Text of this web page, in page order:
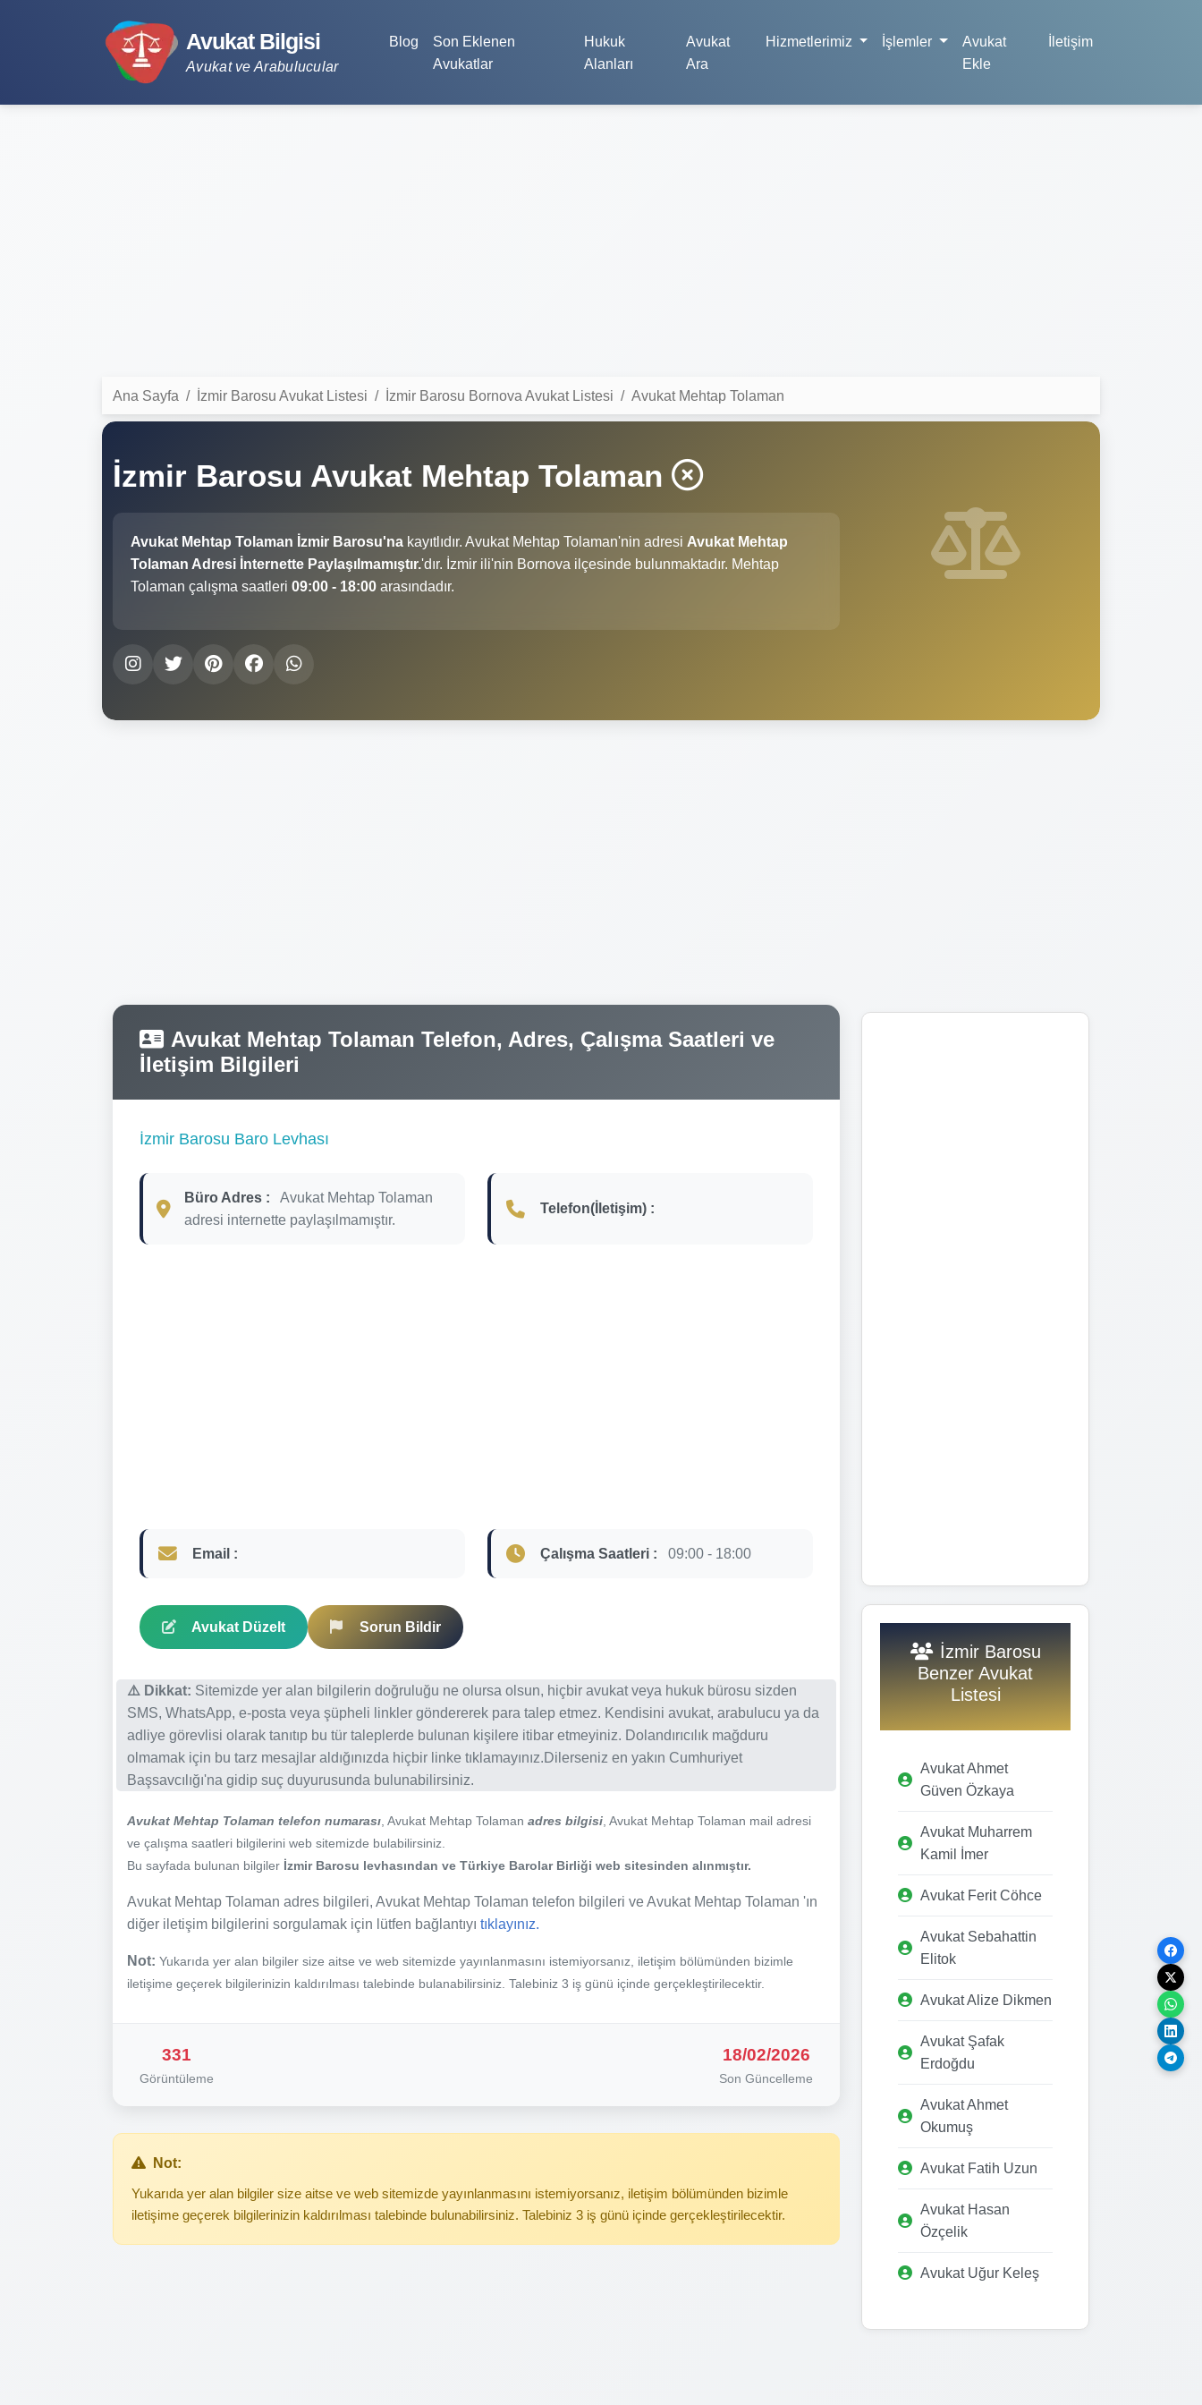
Avukat Bilgisi
Avukat ve Arabulucular
Blog
Son Eklenen
Avukatlar
Hukuk
Alanları
Avukat
Ara
Hizmetlerimiz İşlemler
Avukat
Ekle
İletişim
Ana Sayfa İzmir Barosu Avukat Listesi İzmir Barosu Bornova Avukat Listesi Avukat Mehtap Tolaman
İzmir Barosu Avukat Mehtap Tolaman
Avukat Mehtap Tolaman İzmir Barosu'na kayıtlıdır. Avukat Mehtap Tolaman'nin adresi Avukat Mehtap
Tolaman Adresi İnternette Paylaşılmamıştır.'dır. İzmir ili'nin Bornova ilçesinde bulunmaktadır. Mehtap
Tolaman çalışma saatleri 09:00 - 18:00 arasındadır.
Avukat Mehtap Tolaman Telefon, Adres, Çalışma Saatleri ve
İletişim Bilgileri
İzmir Barosu Baro Levhası
Büro Adres :
Avukat Mehtap Tolaman
adresi internette paylaşılmamıştır.
Telefon(İletişim) :
Email : Çalışma Saatleri : 09:00 - 18:00
Avukat Düzelt Sorun Bildir
⚠️ Dikkat: Sitemizde yer alan bilgilerin doğruluğu ne olursa olsun, hiçbir avukat veya hukuk bürosu sizden
SMS, WhatsApp, e-posta veya şüpheli linkler göndererek para talep etmez. Kendisini avukat, arabulucu ya da
adliye görevlisi olarak tanıtıp bu tür taleplerde bulunan kişilere itibar etmeyiniz. Dolandırıcılık mağduru
olmamak için bu tarz mesajlar aldığınızda hiçbir linke tıklamayınız.Dilerseniz en yakın Cumhuriyet
Başsavcılığı'na gidip suç duyurusunda bulunabilirsiniz.
Avukat Mehtap Tolaman telefon numarası , Avukat Mehtap Tolaman adres bilgisi , Avukat Mehtap Tolaman mail adresi
ve çalışma saatleri bilgilerini web sitemizde bulabilirsiniz.
Bu sayfada bulunan bilgiler İzmir Barosu levhasından ve Türkiye Barolar Birliği web sitesinden alınmıştır.
Avukat Mehtap Tolaman adres bilgileri, Avukat Mehtap Tolaman telefon bilgileri ve Avukat Mehtap Tolaman 'ın
diğer iletişim bilgilerini sorgulamak için lütfen bağlantıyı tıklayınız.
Not: Yukarıda yer alan bilgiler size aitse ve web sitemizde yayınlanmasını istemiyorsanız, iletişim bölümünden bizimle
iletişime geçerek bilgilerinizin kaldırılması talebinde bulanabilirsiniz. Talebiniz 3 iş günü içinde gerçekleştirilecektir.
331
Görüntüleme
18/02/2026
Son Güncelleme
Not:
Yukarıda yer alan bilgiler size aitse ve web sitemizde yayınlanmasını istemiyorsanız, iletişim bölümünden bizimle
iletişime geçerek bilgilerinizin kaldırılması talebinde bulunabilirsiniz. Talebiniz 3 iş günü içinde gerçekleştirilecektir.
İzmir Barosu
Benzer Avukat
Listesi
Avukat Ahmet
Güven Özkaya
Avukat Muharrem
Kamil İmer
Avukat Ferit Cöhce
Avukat Sebahattin
Elitok
Avukat Alize Dikmen
Avukat Şafak
Erdoğdu
Avukat Ahmet
Okumuş
Avukat Fatih Uzun
Avukat Hasan
Özçelik
Avukat Uğur Keleş